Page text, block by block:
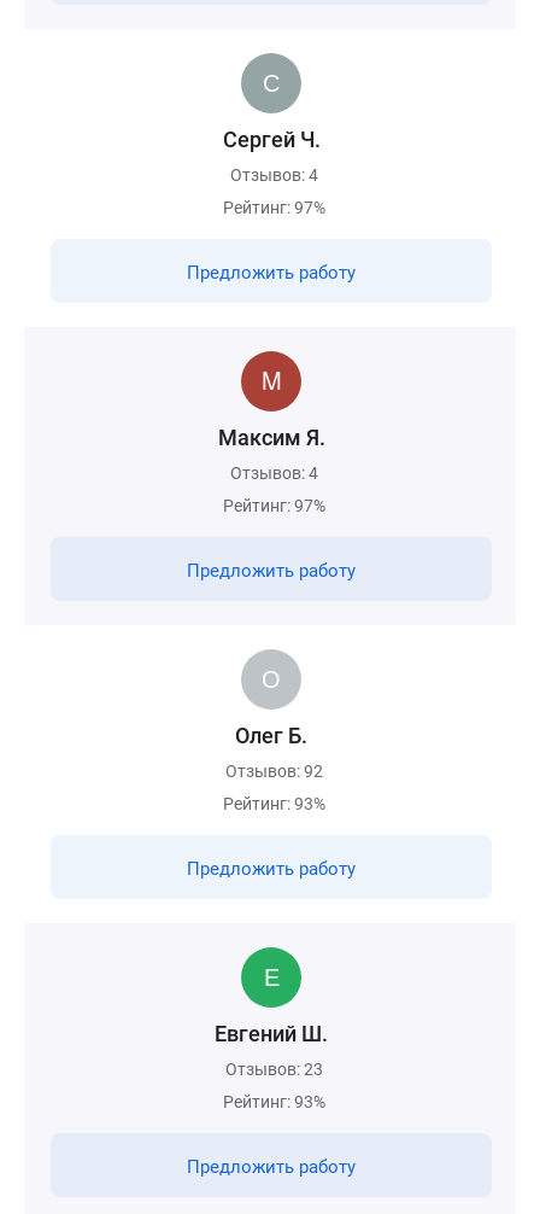
Сергей Ч.
Отзывов: 4
Рейтинг: 97%
Предложить работу
Maксим Я.
Отзывов: 4
Рейтинг: 97%
Предложить работу
Олег Б.
Отзывов: 92
Рейтинг: 93%
Предложить работу
Евгений Ш.
Отзывов: 23
Рейтинг: 93%
Предложить работу